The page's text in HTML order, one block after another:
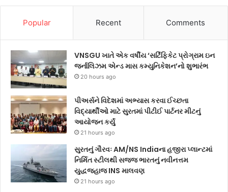
Popular Recent Comments
VNSGU ખાતે એક વર્ષીય ‘સર્ટિફિકેટ પ્રોગ્રામ ઇન
જર્નાલિઝમ એન્ડ માસ કમ્યુનિકેશન’નો શુભારંભ
20 hours ago
પીઅર્સને વિદેશમાં અભ્યાસ કરવા ઈચ્છતા
વિદ્યાર્થીઓ માટે સુરતમાં પીટીઈ પાર્ટનર મીટનું
આયોજન કર્યું
21 hours ago
સુરતનું ગૌરવઃ AM/NS Indiaના હજીરા પ્લાન્ટમાં
નિર્મિત સ્ટીલથી સજ્જ ભારતનું નવીનત્તમ
યુદ્ધજહાજ INS માલવણ
21 hours ago